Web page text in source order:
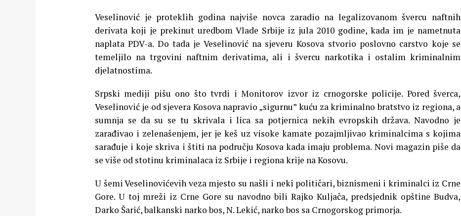
Veselinović je proteklih godina najviše novca zaradio na legalizovanom švercu naftnih
derivata koji je prekinut uredbom Vlade Srbije iz jula 2010 godine, kada im je nametnuta
naplata PDV-a. Do tada je Veselinović na sjeveru Kosova stvorio poslovno carstvo koje se
temeljilo na trgovini naftnim derivatima, ali i švercu narkotika i ostalim kriminalnim
djelatnostima.
Srpski mediji pišu ono što tvrdi i Monitorov izvor iz crnogorske policije. Pored šverca,
Veselinović je od sjevera Kosova napravio „sigurnu” kuću za kriminalno bratstvo iz regiona, a
sumnja se da su se tu skrivala i lica sa potjernica nekih evropskih država. Navodno je
zarađivao i zelenašenjem, jer je keš uz visoke kamate pozajmljivao kriminalcima s kojima
sarađuje i koje skriva i štiti na području Kosova kada imaju problema. Novi magazin piše da
se više od stotinu kriminalaca iz Srbije i regiona krije na Kosovu.
U šemi Veselinovićevih veza mjesto su našli i neki političari, biznismeni i kriminalci iz Crne
Gore. U toj mreži iz Crne Gore su navodno bili Rajko Kuljača, predsjednik opštine Budva,
Darko Šarić, balkanski narko bos, N. Lekić, narko bos sa Crnogorskog primorja.